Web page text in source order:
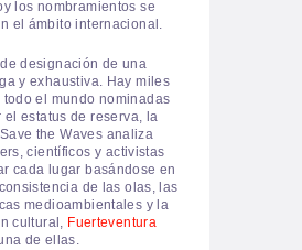
los nombramientos se
el ámbito internacional.
designación de una
y exhaustiva. Hay miles
todo el mundo nominadas
el estatus de reserva, la
the Waves analiza
científicos y activistas
cada lugar basándose en
de las olas, las
medioambientales y la
cultural, Fuerteventura
de ellas.